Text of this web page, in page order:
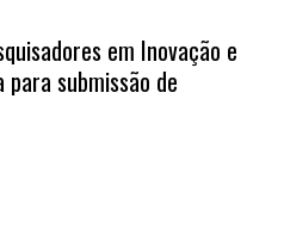
em Inovação e
para submissão de